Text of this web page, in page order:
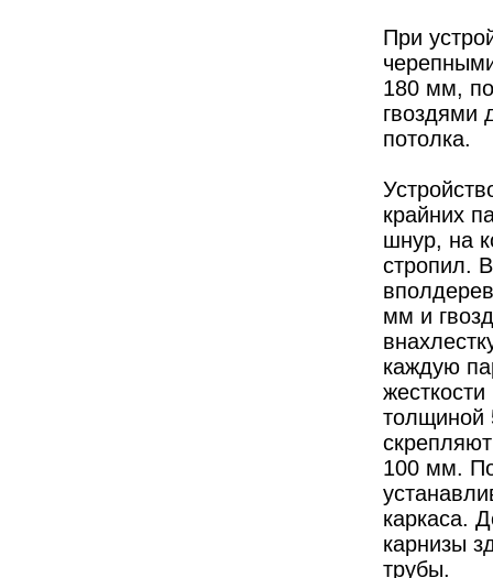
При
180 мм,
гвоздями
потолка.
крайних
шнур, на
стропил.
мм и
каждую
толщиной
100 мм.
каркаса.
карнизы
трубы.